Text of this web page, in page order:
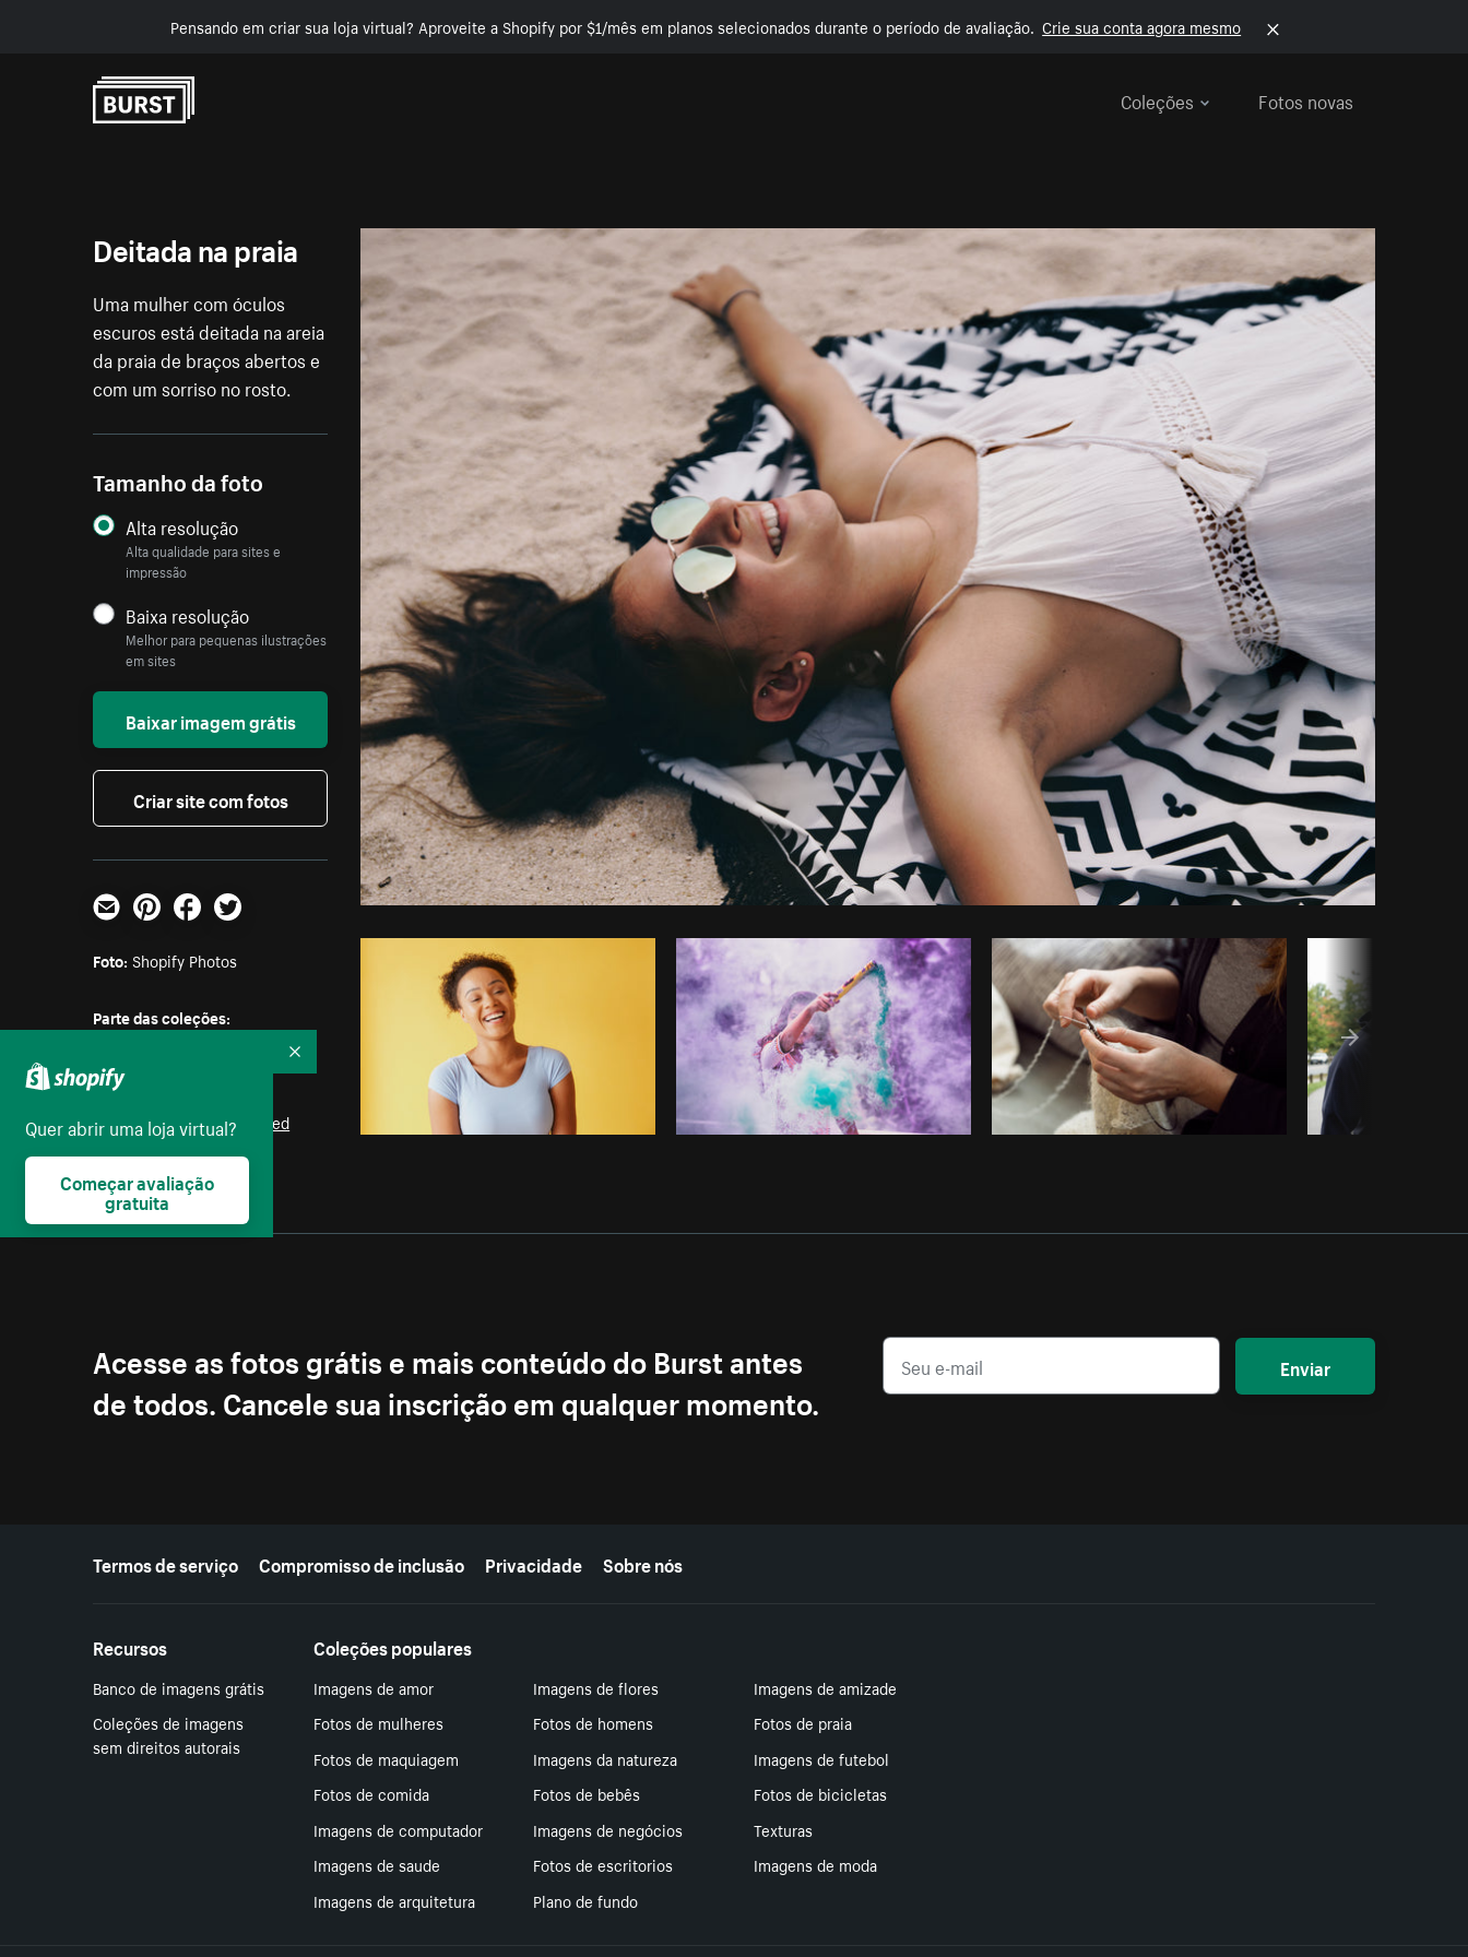
Pensando em criar sua loja virtual? Aproveite a Shopify por $1/mês em planos selecionados durante o período de avaliação. Crie sua conta agora mesmo
Coleções
Fotos novas
Foto da Shopify Photos doBurst Copiar código
Deitada na praia
Uma mulher com óculos
escuros está deitada na areia
da praia de braços abertos e
com um sorriso no rosto.
Tamanho da foto
Alta resolução
Alta qualidade para sites e
impressão
Baixa resolução
Melhor para pequenas ilustrações
em sites
Baixar imagem grátis
Criar site com fotos
E-mailPinterestFacebookTwitter
Foto: Shopify Photos
Parte das coleções:
Licença:
Burst Some Rights Reserved
Acesse as fotos grátis e mais conteúdo do Burst antes
de todos. Cancele sua inscrição em qualquer momento.
Enviar
Mais recursos
Termos de serviço Compromisso de inclusão Privacidade Sobre nós
Recursos
Banco de imagens grátis
Coleções de imagens
sem direitos autorais
Coleções populares
Imagens de amor Imagens de flores
Imagens de amizade
Fotos de mulheres
Fotos de homens
Fotos de praia
Fotos de maquiagem
Imagens da natureza
Imagens de futebol
Fotos de comida
Fotos de bebês
Fotos de bicicletas
Imagens de computador
Imagens de negócios
Texturas
Imagens de saude
Fotos de escritorios
Imagens de moda
Imagens de arquitetura
Plano de fundo
Quer abrir uma loja virtual?
Começar avaliação
gratuita
Recolher